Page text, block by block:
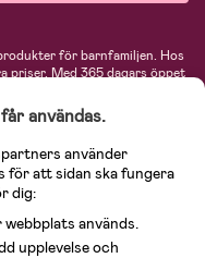
för barnfamiljen. Hos
priser. Med 365 dagars öppet
bilstolar, kläder för barn och
inredning, leksaker,
BabyBjörn, Didriksons,
LEGO och många fler.
och babybutik på nätet!
användas.
använder
för att sidan ska fungera
dig:
används.
upplevelse och